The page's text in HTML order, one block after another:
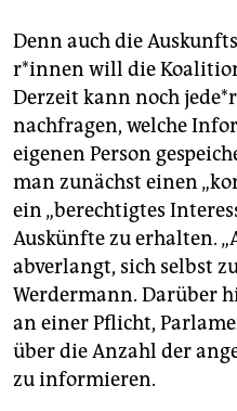
Denn auch die
r*in­nen will die
Derzeit kann noch
nachfragen, welche
eigenen Person
man zunächst einen
ein „berechtigtes
Auskünfte zu erhalten.
abverlangt, sich selbst
Werdermann. Darüber
an einer Pflicht,
über die Anzahl der
zu informieren.